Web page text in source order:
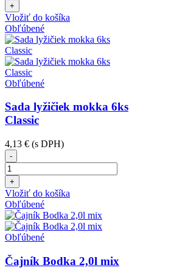
+
Vložiť do košíka
Obľúbené
Obľúbené
Sada lyžičiek mokka 6ks
Classic
4,13 € (s DPH)
-
+
Vložiť do košíka
Obľúbené
Obľúbené
Čajník Bodka 2,0l mix